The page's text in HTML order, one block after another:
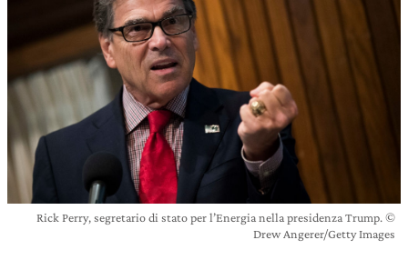
Rick Perry, segretario di stato per l’Energia nella presidenza Trump. ©
Drew Angerer/Getty Images